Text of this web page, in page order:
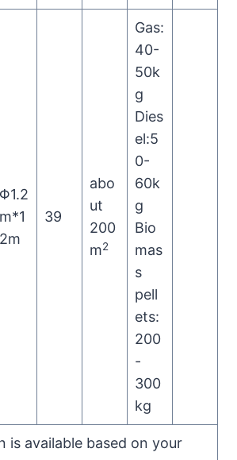
Φ1.2
m*1
2m
39
abo
ut
200
m2
Gas:
40-
50k
g
Dies
el:5
0-
60k
g
Bio
mas
s
pell
ets:
200
-
300
kg
is available based on your